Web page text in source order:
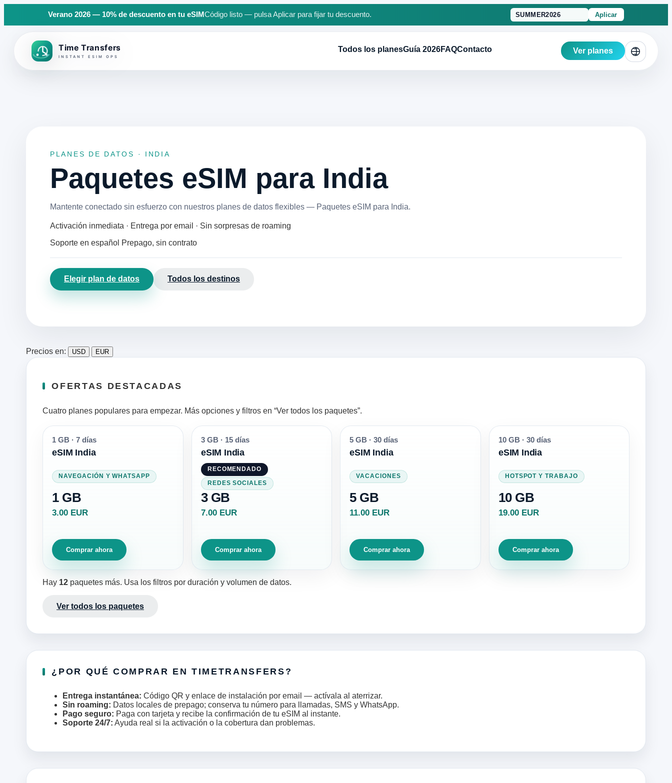
Verano 2026 — 10% de descuento en tu eSIMCódigo listo — pulsa Aplicar para fijar tu descuento. Aplicar
Back to top
Todos los planesGuía 2026FAQContacto Ver planes
PLANES DE DATOS · INDIA
Paquetes eSIM para India
Mantente conectado sin esfuerzo con nuestros planes de datos flexibles — Paquetes eSIM para India.
Activación inmediata · Entrega por email · Sin sorpresas de roaming
Soporte en español Prepago, sin contrato
Elegir plan de datos Todos los destinos
Precios en: USD EUR
OFERTAS DESTACADAS
Cuatro planes populares para empezar. Más opciones y filtros en “Ver todos los paquetes”.
1 GB · 7 días
eSIM India
NAVEGACIÓN Y WHATSAPP
1 GB
3.00 EUR
Comprar ahora
3 GB · 15 días
eSIM India
RECOMENDADO
REDES SOCIALES
3 GB
7.00 EUR
Comprar ahora
5 GB · 30 días
eSIM India
VACACIONES
5 GB
11.00 EUR
Comprar ahora
10 GB · 30 días
eSIM India
HOTSPOT Y TRABAJO
10 GB
19.00 EUR
Comprar ahora
Hay 12 paquetes más. Usa los filtros por duración y volumen de datos.
Ver todos los paquetes
¿POR QUÉ COMPRAR EN TIMETRANSFERS?
Entrega instantánea: Código QR y enlace de instalación por email — actívala al aterrizar.
Sin roaming: Datos locales de prepago; conserva tu número para llamadas, SMS y WhatsApp.
Pago seguro: Paga con tarjeta y recibe la confirmación de tu eSIM al instante.
Soporte 24/7: Ayuda real si la activación o la cobertura dan problemas.